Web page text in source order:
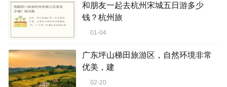
和朋友一起去杭州宋城五日游多少
钱？杭州旅
01-04
广东坪山梯田旅游区，自然环境非常
优美，建
02-20